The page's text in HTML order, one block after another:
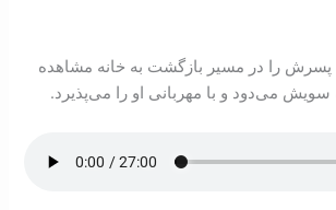
پسرش را در مسير بازگشت به خانه مشاهده
سويش می‌دود و با مهربانی او را می‌پذيرد.